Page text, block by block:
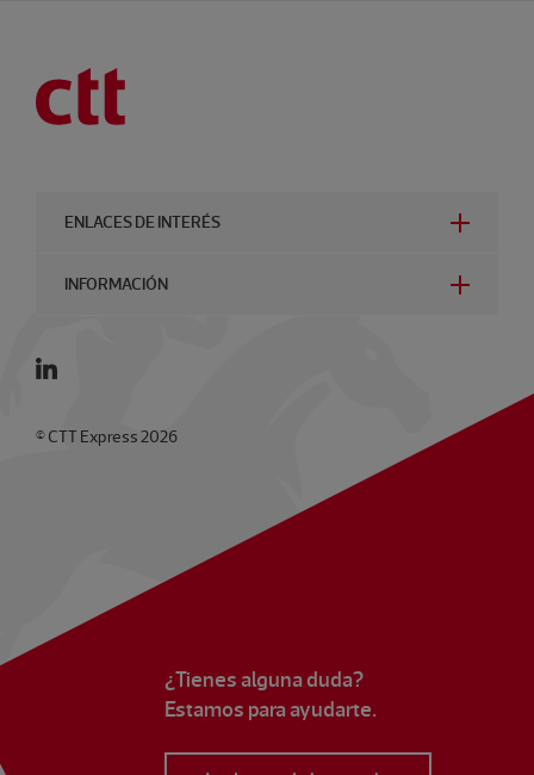
ENLACES DE INTERÉS
INFORMACIÓN
© CTT Express 2026
¿Tienes alguna duda?
Estamos para ayudarte.